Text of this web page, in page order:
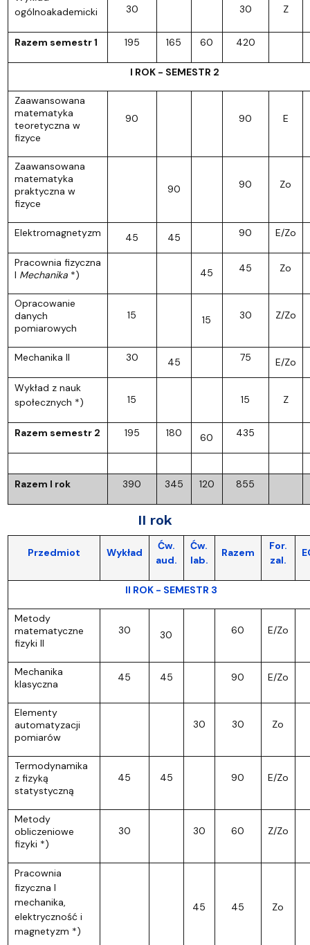
ogólnoakademicki
30 30 Z
Razem semestr 1 195 165 60 420
I ROK - SEMESTR 2
Zaawansowana
matematyka
teoretyczna w
fizyce
90 90 E
Zaawansowana
matematyka
praktyczna w
fizyce
90 90 Zo
Elektromagnetyzm 45 45 90 E/Zo
Pracownia fizyczna
I Mechanika*) 45 45 Zo
Opracowanie
danych
pomiarowych
15 15 30 Z/Zo
Mechanika II 30 45 75 E/Zo
Wykład z nauk
społecznych *)
15 15 Z
Razem semestr 2 195 180 60 435
Razem I rok 390 345 120 855
II rok
Przedmiot Wykład
Ćw.
aud.
Ćw.
lab.
Razem
For.
zal.
II ROK - SEMESTR 3
Metody
matematyczne
fizyki II
30 30 60 E/Zo
Mechanika
klasyczna
45 45 90 E/Zo
Elementy
automatyzacji
pomiarów
30 30 Zo
Termodynamika
z fizyką
statystyczną
45 45 90 E/Zo
Metody
obliczeniowe
fizyki *)
30 30 60 Z/Zo
Pracownia
fizyczna I
mechanika,
elektryczność i
magnetyzm *)
45 45 Zo